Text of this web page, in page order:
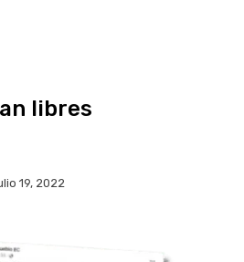
libres
19, 2022